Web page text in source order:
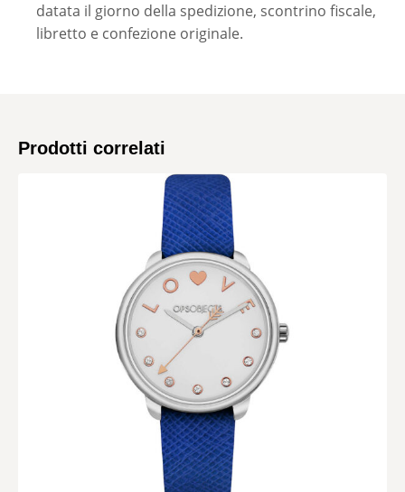
datata il giorno della spedizione, scontrino fiscale,
libretto e confezione originale.
Prodotti correlati